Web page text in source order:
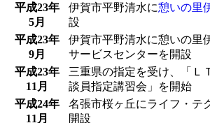
平成23年
5月
伊賀市平野清水に憩いの里
設
平成23年
9月
伊賀市平野清水に憩いの里
サービスセンターを開設
平成23年
11月
三重県の指定を受け、「Ｌ
談員指定講習会」を開始
平成24年
11月
名張市桜ヶ丘にライフ・テ
開設